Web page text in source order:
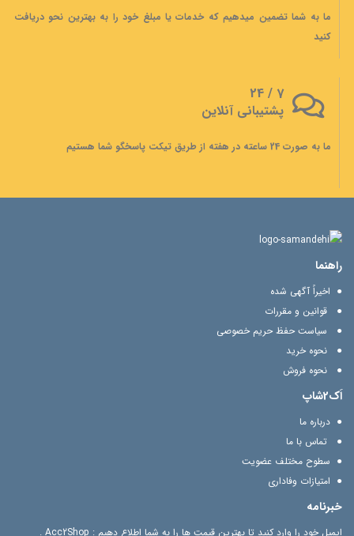
ما به شما تضمین میدهیم که خدمات یا مبلغ خود را به بهترین نحو دریافت
کنید
7 / 24
پشتیبانی آنلاین
ما به صورت 24 ساعته در هفته از طریق تیکت پاسخگو شما هستیم
راهنما
اخیراً آگهی شده
قوانین و مقررات
سیاست حفظ حریم خصوصی
نحوه خرید
نحوه فروش
اَک2شاپ
درباره ما
تماس با ما
سطوح مختلف عضویت
امتیازات وفاداری
خبرنامه
ایمیل خود را وارد کنید تا بهترین قیمت ها را به شما اطلاع دهیم : Acc2Shop .